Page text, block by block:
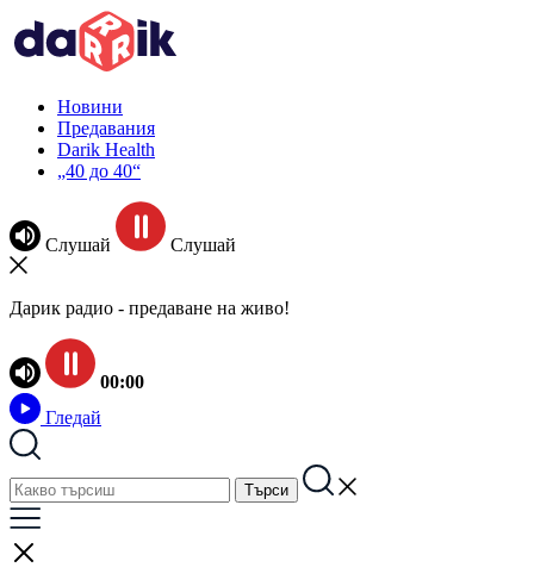
Новини
Предавания
Darik Health
„40 до 40“
Слушай Слушай
Дарик радио - предаване на живо!
00:00
Гледай